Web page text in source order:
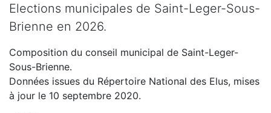
Elections municipales de Saint-Leger-Sous-
Brienne en 2026.
Composition du conseil municipal de Saint-Leger-
Sous-Brienne.
Données issues du Répertoire National des Elus, mises
à jour le 10 septembre 2020.